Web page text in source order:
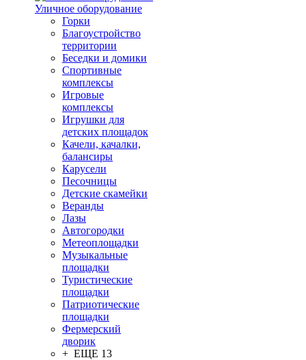
Уличное оборудование
Горки
Благоустройство
территории
Беседки и домики
Спортивные
комплексы
Игровые
комплексы
Игрушки для
детских площадок
Качели, качалки,
балансиры
Карусели
Песочницы
Детские скамейки
Веранды
Лазы
Автогородки
Метеоплощадки
Музыкальные
площадки
Туристические
площадки
Патриотические
площадки
Фермерский
дворик
+ ЕЩЕ 13